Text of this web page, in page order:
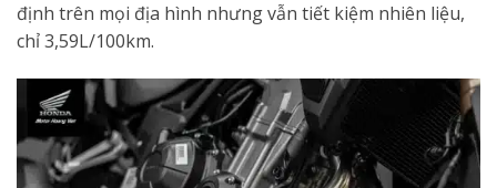
định trên mọi địa hình nhưng vẫn tiết kiệm nhiên liệu,
chỉ 3,59L/100km.